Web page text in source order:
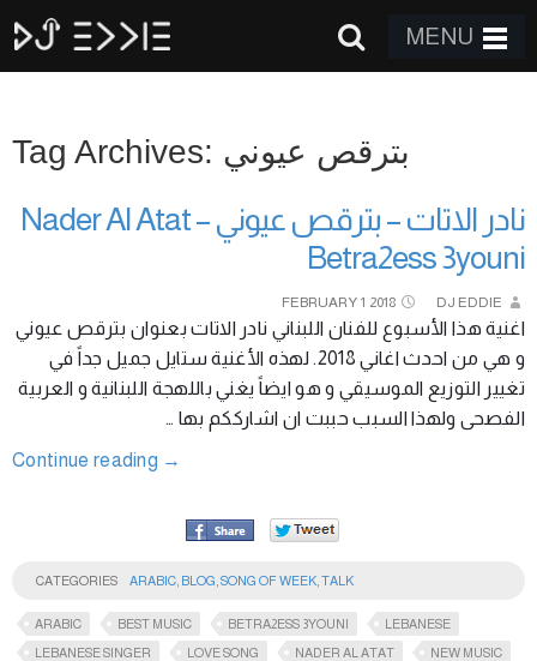
MENU
Tag Archives: بترقص عيوني
نادر الاتات – بترقص عيوني Nader Al Atat –
Betra2ess 3youni
FEBRUARY 1 2018 DJ EDDIE
اغنية هذا الأسبوع للفنان اللبناني نادر الاتات بعنوان بترقص عيوني
و هي من احدث اغاني 2018. لهذه الأغنية ستايل جميل جداً في
تغيير التوزيع الموسيقي و هو ايضاً يغني باللهجة اللبنانية و العربية
الفصحى ولهذا السبب حببت ان اشارككم بها …
Continue reading →
CATEGORIES ARABIC BLOG SONG OF WEEK TALK
ARABIC BEST MUSIC BETRA2ESS 3YOUNI
LEBANESE
LEBANESE SINGER
LOVE SONG NADER AL ATAT
NEW MUSIC